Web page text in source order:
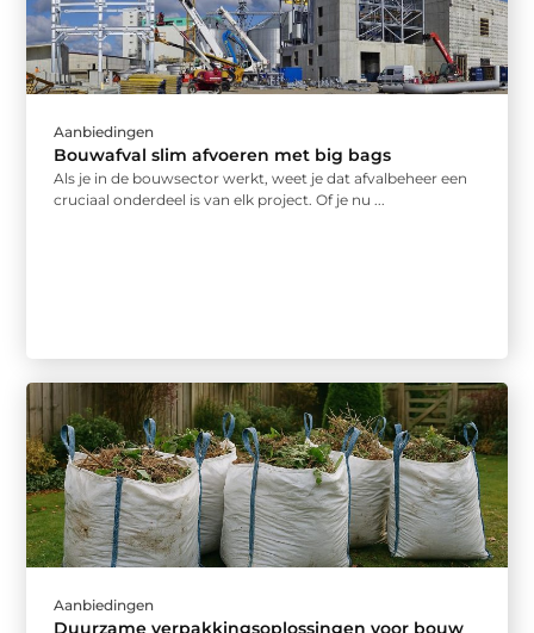
Aanbiedingen
Bouwafval slim afvoeren met big bags
Als je in de bouwsector werkt, weet je dat afvalbeheer een
cruciaal onderdeel is van elk project. Of je nu ...
Aanbiedingen
Duurzame verpakkingsoplossingen voor bouw